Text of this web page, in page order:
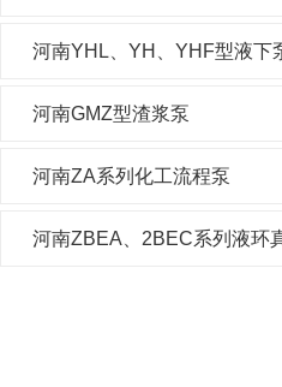
河南YHL、YH、YHF型液下
河南GMZ型渣浆泵
河南ZA系列化工流程泵
河南ZBEA、2BEC系列液环